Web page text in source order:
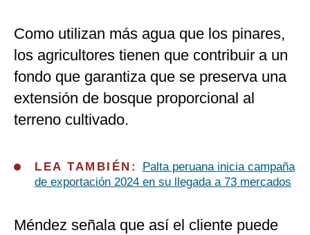
Como utilizan más agua que los pinares,
los agricultores tienen que contribuir a un
fondo que garantiza que se preserva una
extensión de bosque proporcional al
terreno cultivado.
LEA TAMBIÉN:
Palta peruana inicia campaña
de exportación 2024 en su llegada a 73 mercados
Méndez señala que así el cliente puede